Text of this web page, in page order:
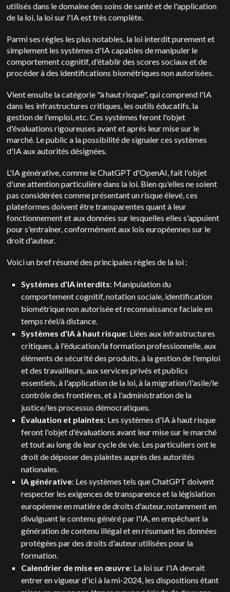
utilisés dans le domaine des soins de santé et de l'application
de la loi, la loi sur l'IA est très complète.
Parmi ses règles les plus notables, la loi interdit purement et
simplement les systèmes d'IA capables de manipuler le
comportement cognitif, d'établir des scores sociaux et de
procéder à des identifications biométriques non autorisées.
Vient ensuite la catégorie "à haut risque", qui comprend l'IA
dans les infrastructures critiques, les outils éducatifs, la
gestion de l'emploi, etc. Ces systèmes feront l'objet
d'évaluations rigoureuses avant et après leur mise sur le
marché. Le public a la possibilité de signaler ces systèmes
d'IA aux autorités désignées.
L'IA générative, comme le ChatGPT d'OpenAI, fait l'objet
d'une attention particulière dans la loi. Bien qu'elles ne soient
pas considérées comme présentant un risque élevé, ces
plateformes doivent être transparentes quant à leur
fonctionnement et aux données sur lesquelles elles s'appuient
pour s'entraîner, conformément aux lois européennes sur le
droit d'auteur.
Voici un bref résumé des principales règles de la loi :
Systèmes d'IA interdits: Manipulation du
comportement cognitif, notation sociale, identification
biométrique non autorisée et reconnaissance faciale en
temps réel/à distance.
Systèmes d'IA à haut risque: Liées aux infrastructures
critiques, à l'éducation/la formation professionnelle, aux
éléments de sécurité des produits, à la gestion de l'emploi
et des travailleurs, aux services privés et publics
essentiels, à l'application de la loi, à la migration/l'asile/le
contrôle des frontières, et à l'administration de la
justice/les processus démocratiques.
Évaluation et plaintes: Les systèmes d'IA à haut risque
feront l'objet d'évaluations avant leur mise sur le marché
et tout au long de leur cycle de vie. Les particuliers ont le
droit de déposer des plaintes auprès des autorités
nationales.
IA générative: Les systèmes tels que ChatGPT doivent
respecter les exigences de transparence et la législation
européenne en matière de droits d'auteur, notamment en
divulguant le contenu généré par l'IA, en empêchant la
génération de contenu illégal et en résumant les données
protégées par des droits d'auteur utilisées pour la
formation.
Calendrier de mise en œuvre: La loi sur l'IA devrait
entrer en vigueur d'ici à la mi-2024, les dispositions étant